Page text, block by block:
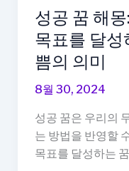
끼
는
꿈,
인
생
가
능
성
성공 꿈 해
목표를 달성
쁨의 의미
8월 30, 2024
성공 꿈은 우리의
는 방법을 반영할
목표를 달성하는